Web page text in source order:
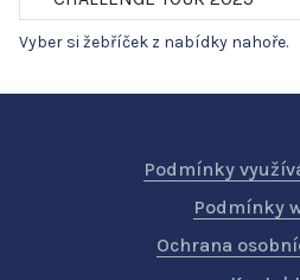
Vyber si žebříček z nabídky nahoře.
Podmínky
Podmínky
Ochrana